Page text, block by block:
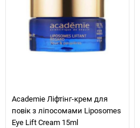
Academie Ліфтінг-крем для
повік з ліпосомами Liposomes
Eye Lift Cream 15ml